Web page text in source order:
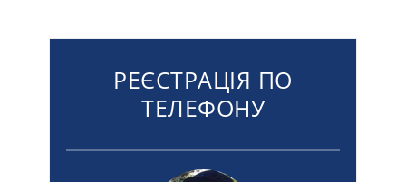
РЕЄСТРАЦІЯ ПО
ТЕЛЕФОНУ